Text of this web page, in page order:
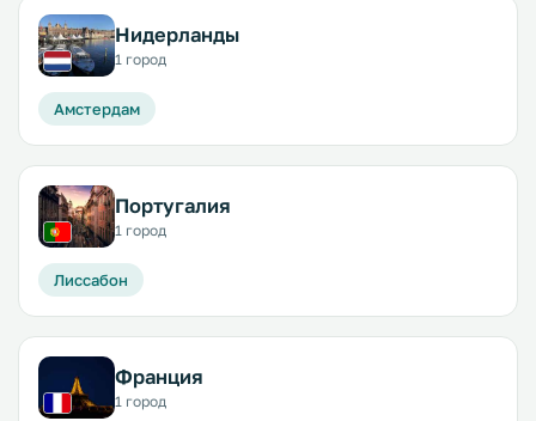
Нидерланды
1 город
Амстердам
Португалия
1 город
Лиссабон
Франция
1 город